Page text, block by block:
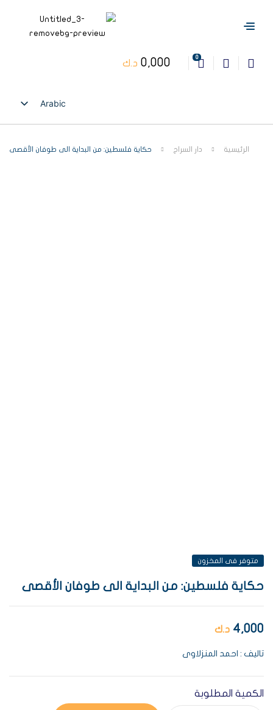
0
0,000 د.ك
Arabic
English
الرئيسية دار السراج حكاية فلسطين: من البداية الى طوفان الأقصى
متوفر فى المخزون
حكاية فلسطين: من البداية الى طوفان الأقصى
4,000 د.ك
تاليف : احمد المنزلاوى
الكمية المطلوبة